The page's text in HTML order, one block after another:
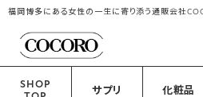
福岡博多にある女性の一生に寄り添う通販会社
SHOP
サプリ 化粧品